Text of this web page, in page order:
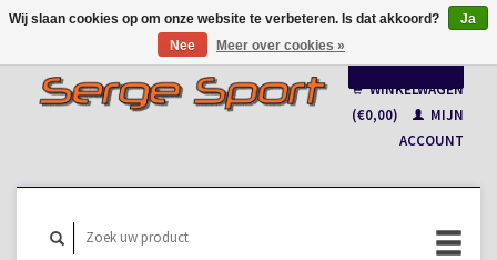
Français
WINKELWAGEN
(€0,00)
MIJN
ACCOUNT
Wij slaan cookies op om onze website te verbeteren. Is dat akkoord?
Ja
Nee
Meer over cookies »